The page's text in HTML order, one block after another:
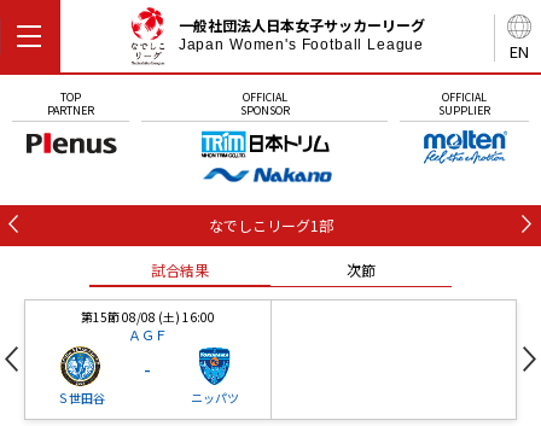
EN
一般社団法人日本女子サッカーリーグ
Japan Women's Football League
TOP
PARTNER
OFFICIAL
SPONSOR
OFFICIAL
SUPPLIER
なでしこリーグ1部
試合結果 次節
第15節 08/08 (土) 16:00
ＡＧＦ
Ｓ世田谷
-
ニッパツ